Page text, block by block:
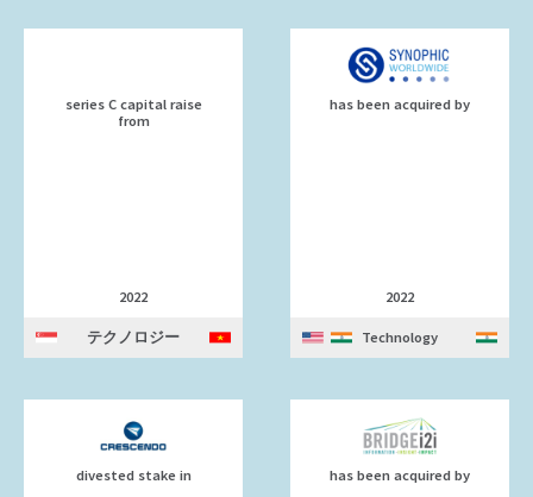
series C capital raise
from
2022
テクノロジー
has been acquired by
2022
Technology
divested stake in has been acquired by